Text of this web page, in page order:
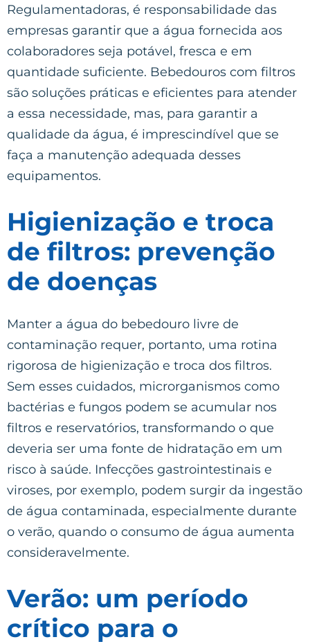
Regulamentadoras, é responsabilidade das
empresas garantir que a água fornecida aos
colaboradores seja potável, fresca e em
quantidade suficiente. Bebedouros com filtros
são soluções práticas e eficientes para atender
a essa necessidade, mas, para garantir a
qualidade da água, é imprescindível que se
faça a manutenção adequada desses
equipamentos.
Higienização e troca
de filtros: prevenção
de doenças
Manter a água do bebedouro livre de
contaminação requer, portanto, uma rotina
rigorosa de higienização e troca dos filtros.
Sem esses cuidados, microrganismos como
bactérias e fungos podem se acumular nos
filtros e reservatórios, transformando o que
deveria ser uma fonte de hidratação em um
risco à saúde. Infecções gastrointestinais e
viroses, por exemplo, podem surgir da ingestão
de água contaminada, especialmente durante
o verão, quando o consumo de água aumenta
consideravelmente.
Verão: um período
crítico para o